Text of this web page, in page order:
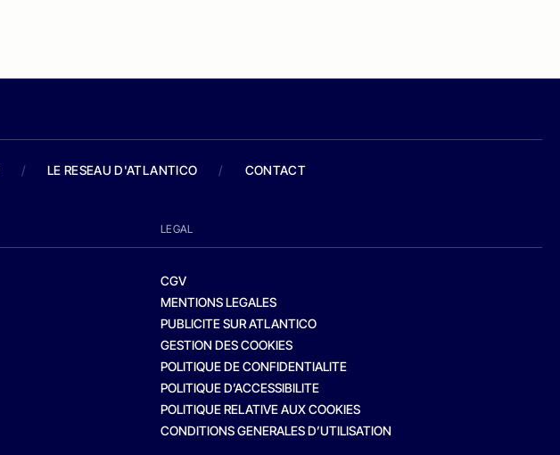
/ LE RESEAU D'ATLANTICO / CONTACT
LEGAL
CGV
MENTIONS LEGALES
PUBLICITE SUR ATLANTICO
GESTION DES COOKIES
POLITIQUE DE CONFIDENTIALITE
POLITIQUE D’ACCESSIBILITE
POLITIQUE RELATIVE AUX COOKIES
CONDITIONS GENERALES D’UTILISATION